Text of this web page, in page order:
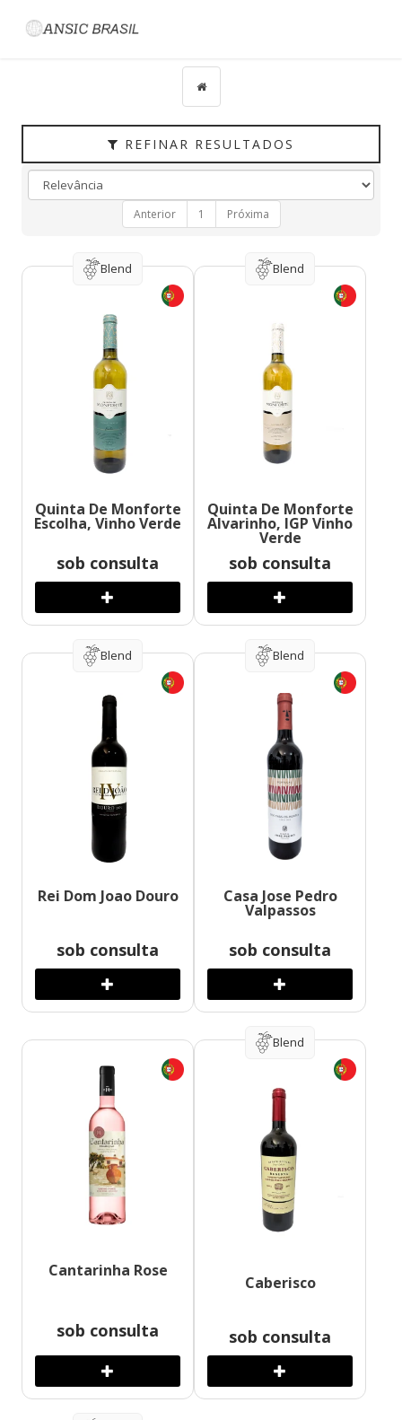
REFINAR RESULTADOS
UVAS
VINÍCOLA
Anterior 1 Próxima
Blend
Quinta De Monforte
Escolha, Vinho Verde
sob consulta
Blend
Quinta De Monforte
Alvarinho, IGP Vinho
Verde
sob consulta
Blend
Rei Dom Joao Douro
sob consulta
Blend
Casa Jose Pedro
Valpassos
sob consulta
Cantarinha Rose
sob consulta
Blend
Caberisco
sob consulta